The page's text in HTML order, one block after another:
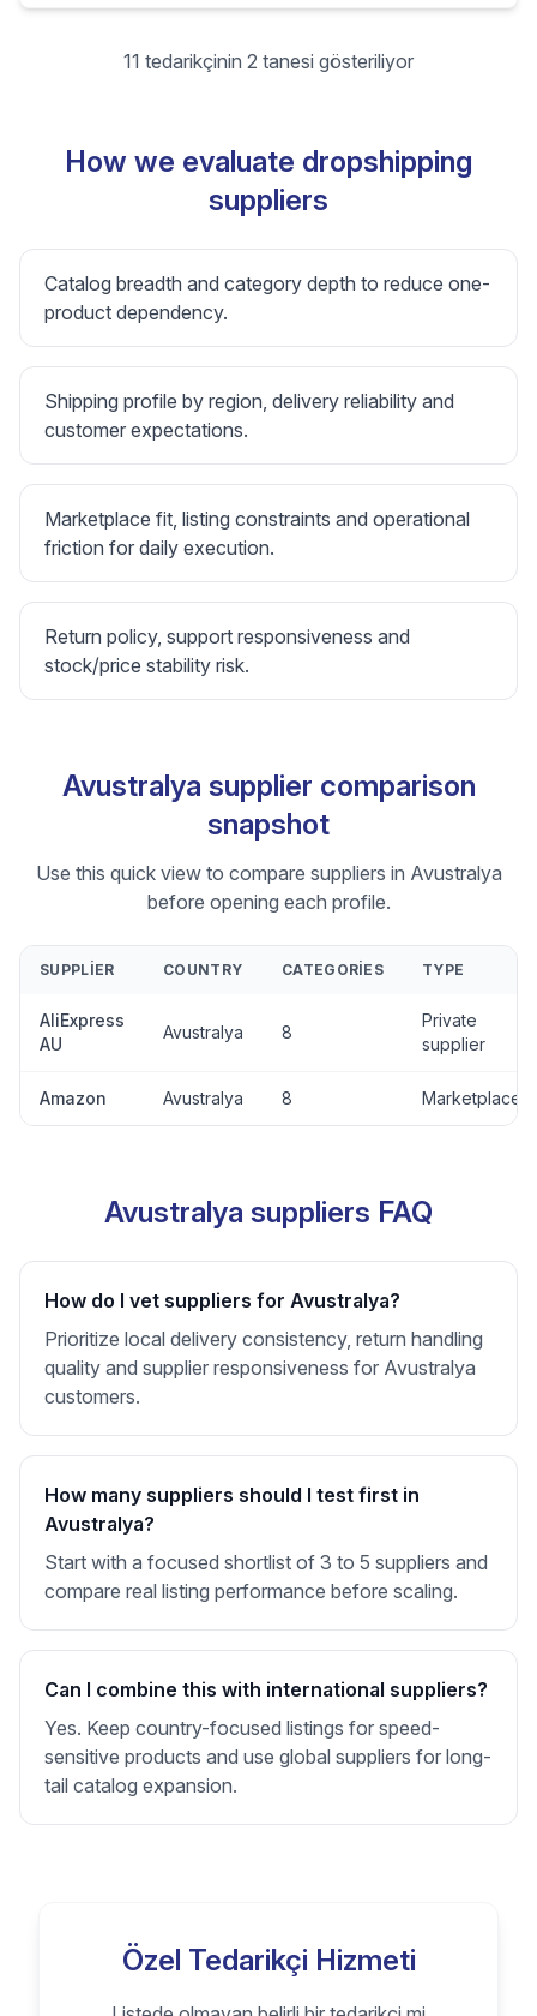
11 tedarikçinin 2 tanesi gösteriliyor
How we evaluate dropshipping
suppliers
Catalog breadth and category depth to reduce one-
product dependency.
Shipping profile by region, delivery reliability and
customer expectations.
Marketplace fit, listing constraints and operational
friction for daily execution.
Return policy, support responsiveness and
stock/price stability risk.
Avustralya supplier comparison
snapshot
Use this quick view to compare suppliers in Avustralya
before opening each profile.
SUPPLIER COUNTRY CATEGORIES TYPE
AliExpress
AU
Avustralya 8
Private
supplier
Amazon Avustralya 8 Marketplace
Avustralya suppliers FAQ
How do I vet suppliers for Avustralya?
Prioritize local delivery consistency, return handling
quality and supplier responsiveness for Avustralya
customers.
How many suppliers should I test first in
Avustralya?
Start with a focused shortlist of 3 to 5 suppliers and
compare real listing performance before scaling.
Can I combine this with international suppliers?
Yes. Keep country-focused listings for speed-
sensitive products and use global suppliers for long-
tail catalog expansion.
Özel Tedarikçi Hizmeti